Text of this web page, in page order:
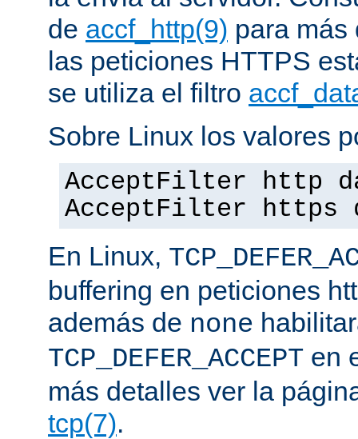
de accf_http(9) para más
las peticiones HTTPS
se utiliza el filtro
Sobre Linux los valores
AcceptFilter http
AcceptFilter https
En Linux,
buffering en peticiones
además de none
TCP_DEFER_ACCEPT en
más detalles ver la
tcp(7).